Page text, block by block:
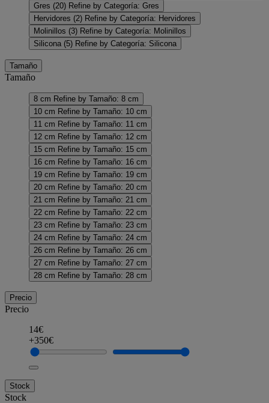
Gres (20) Refine by Categoría: Gres
Hervidores (2) Refine by Categoría: Hervidores
Molinillos (3) Refine by Categoría: Molinillos
Silicona (5) Refine by Categoría: Silicona
Tamaño
Tamaño
8 cm Refine by Tamaño: 8 cm
10 cm Refine by Tamaño: 10 cm
11 cm Refine by Tamaño: 11 cm
12 cm Refine by Tamaño: 12 cm
15 cm Refine by Tamaño: 15 cm
16 cm Refine by Tamaño: 16 cm
19 cm Refine by Tamaño: 19 cm
20 cm Refine by Tamaño: 20 cm
21 cm Refine by Tamaño: 21 cm
22 cm Refine by Tamaño: 22 cm
23 cm Refine by Tamaño: 23 cm
24 cm Refine by Tamaño: 24 cm
26 cm Refine by Tamaño: 26 cm
27 cm Refine by Tamaño: 27 cm
28 cm Refine by Tamaño: 28 cm
Precio
Precio
14€
+350€
Stock
Stock